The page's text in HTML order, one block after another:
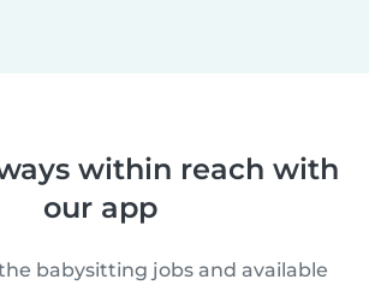
within reach with
our app
babysitting jobs and available